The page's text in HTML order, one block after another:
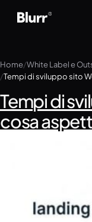
Chi siamo
Contatti
Home White Label e
Tempi di sviluppo sito
Tempi di
cosa